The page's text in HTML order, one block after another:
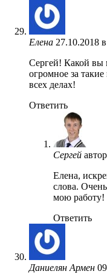
Елена 27.10.2018
Сергей! Какой вы
огромное за
всех делах!
Ответить
Сергей автор
Елена,
слова.
мою работу!
Ответить
Даниелян Армен